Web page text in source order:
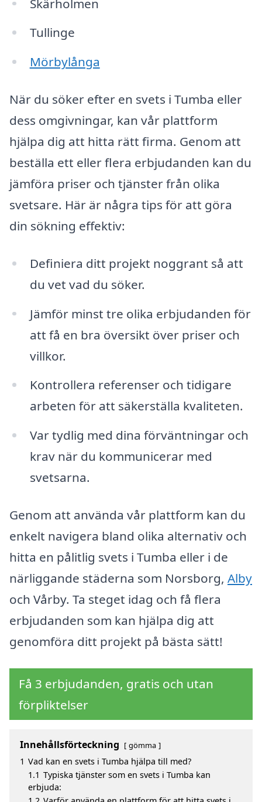
Tullinge
Mörbylånga
När du söker efter en svets i Tumba eller
dess omgivningar, kan vår plattform
hjälpa dig att hitta rätt firma. Genom att
beställa ett eller flera erbjudanden kan du
jämföra priser och tjänster från olika
svetsare. Här är några tips för att göra
din sökning effektiv:
Definiera ditt projekt noggrant så att
du vet vad du söker.
Jämför minst tre olika erbjudanden för
att få en bra översikt över priser och
villkor.
Kontrollera referenser och tidigare
arbeten för att säkerställa kvaliteten.
Var tydlig med dina förväntningar och
krav när du kommunicerar med
svetsarna.
Genom att använda vår plattform kan du
enkelt navigera bland olika alternativ och
hitta en pålitlig svets i Tumba eller i de
närliggande städerna som Norsborg, Alby
och Vårby. Ta steget idag och få flera
erbjudanden som kan hjälpa dig att
genomföra ditt projekt på bästa sätt!
Få 3 erbjudanden, gratis och utan
förpliktelser
Innehållsförteckning gömma
1 Vad kan en svets i Tumba hjälpa till med?
1.1 Typiska tjänster som en svets i Tumba kan
erbjuda: